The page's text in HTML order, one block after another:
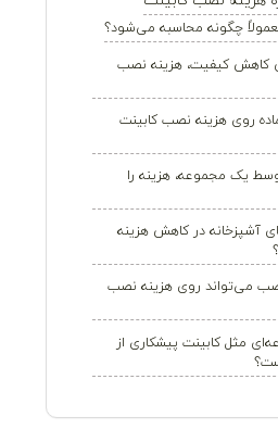
چگونه محاسبه می‌شود؟
کاهش کیفیت، هزینه نصب
روی هزینه نصب کابینت
یک مجموعه، هزینه را
آشپزخانه در کاهش هزینه
می‌تواند روی هزینه نصب
مثل کابینت پیشکاری از